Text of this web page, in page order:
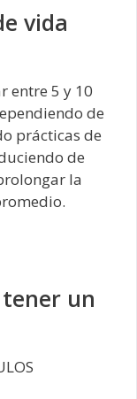
vida
entre 5 y 10
de
prácticas de
de
la
un